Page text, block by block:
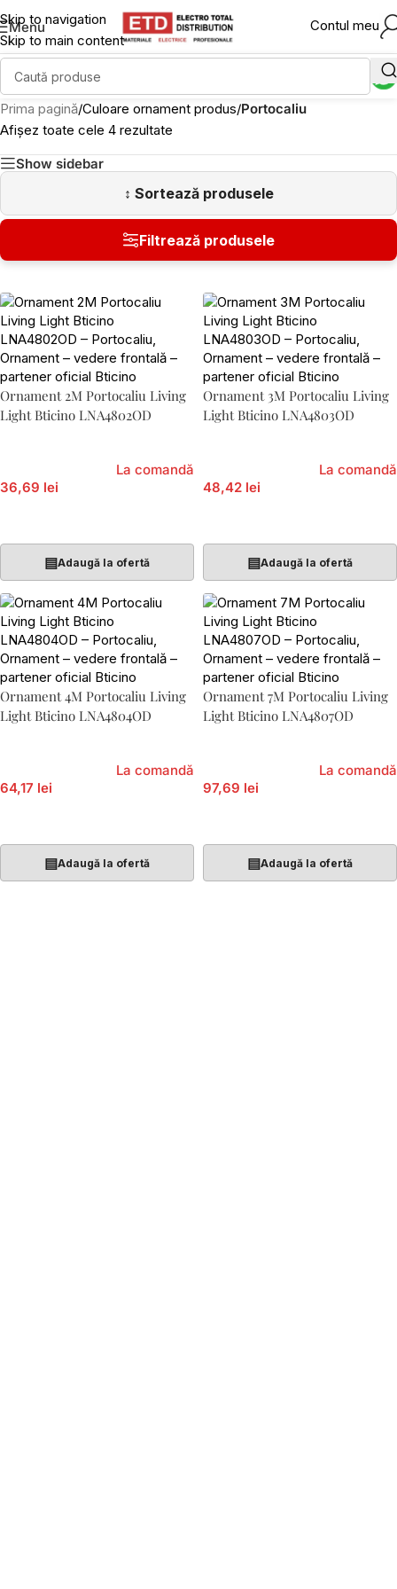
Skip to navigation
Skip to main content
Menu Contul meu
Prima pagină/Culoare ornament produs/Portocaliu
Afișez toate cele 4 rezultate
Show sidebar
Ornament 2M Portocaliu Living
Light Bticino LNA4802OD
36,69 lei
La comandă
▤Adaugă la ofertă
Ornament 3M Portocaliu Living
Light Bticino LNA4803OD
48,42 lei
La comandă
▤Adaugă la ofertă
Ornament 4M Portocaliu Living
Light Bticino LNA4804OD
64,17 lei
La comandă
▤Adaugă la ofertă
Ornament 7M Portocaliu Living
Light Bticino LNA4807OD
97,69 lei
La comandă
▤Adaugă la ofertă